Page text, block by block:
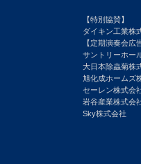
【特別協賛】
ダイキン工業株
【定期演奏会広
サントリーホー
大日本除蟲菊株
旭化成ホームズ
セーレン株式会
岩谷産業株式会
Sky株式会社